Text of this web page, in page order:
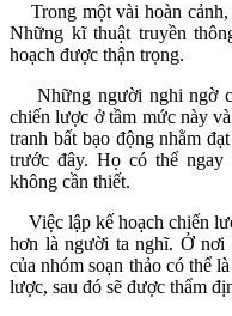
Trong một vài hoàn
Những kĩ thuật truyền
hoạch được thận trọng.
Những người nghi ngờ
chiến lược ở tầm mức này
tranh bất bạo động nhằm
trước đây. Họ có thể
không cần thiết.
Việc lập kế hoạch chiến
hơn là người ta nghĩ. Ở nơi
của nhóm soạn thảo có thể
lược, sau đó sẽ được thẩm